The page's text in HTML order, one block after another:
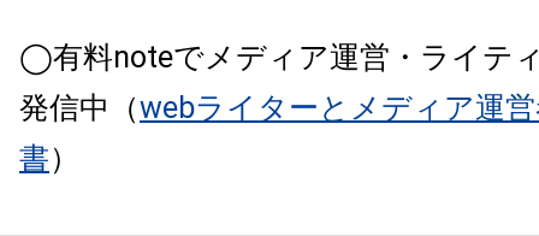
◯有料noteでメディア運営・ライテ
発信中（webライターとメディア運
書）